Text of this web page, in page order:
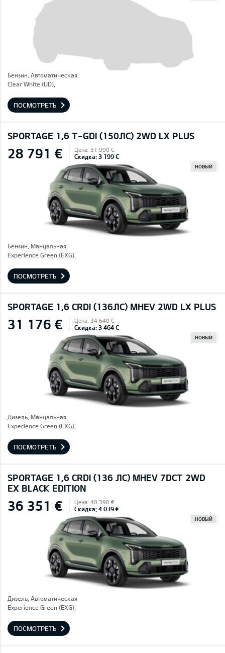
Бензин, Автоматическая
Clear White (UD),
ПОСМОТРЕТЬ
SPORTAGE 1,6 T-GDI (150ЛС) 2WD LX PLUS
28 791 € Цена: 31 990 €
Скидка: 3 199 €
НОВЫЙ
Бензин, Mануальная
Experience Green (EXG),
ПОСМОТРЕТЬ
SPORTAGE 1,6 CRDI (136ЛС) MHEV 2WD LX PLUS
31 176 € Цена: 34 640 €
Скидка: 3 464 €
НОВЫЙ
Дизель, Mануальная
Experience Green (EXG),
ПОСМОТРЕТЬ
SPORTAGE 1,6 CRDI (136 ЛС) MHEV 7DCT 2WD
EX BLACK EDITION
36 351 € Цена: 40 390 €
Скидка: 4 039 €
НОВЫЙ
Дизель, Автоматическая
Experience Green (EXG),
ПОСМОТРЕТЬ